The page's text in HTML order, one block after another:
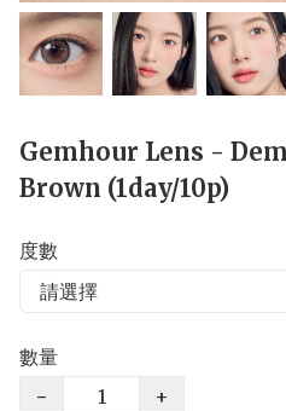
Gemhour Lens -
Brown (1day/10p)
度數
數量
−
+